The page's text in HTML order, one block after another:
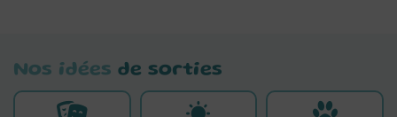
Nos idées de sorties